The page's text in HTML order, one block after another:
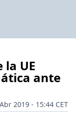
la UE
ante
2019 - 15:44 CET